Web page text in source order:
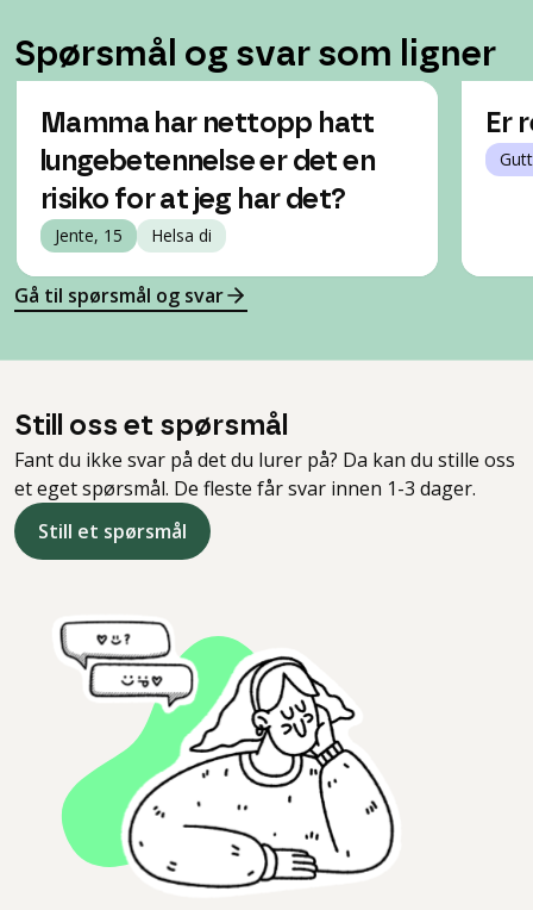
Spørsmål og svar som ligner
Mamma har nettopp hatt
lungebetennelse er det en
risiko for at jeg har det?
Jente, 15 Helsa di
Er
Gå til spørsmål og svar
Still oss et spørsmål
Fant du ikke svar på det du lurer på? Da kan du stille oss
et eget spørsmål. De fleste får svar innen 1-3 dager.
Still et spørsmål